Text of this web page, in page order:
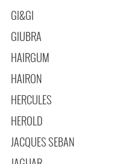
GI&GI
GIUBRA
HAIRGUM
HAIRON
HERCULES
HEROLD
JACQUES SEBAN